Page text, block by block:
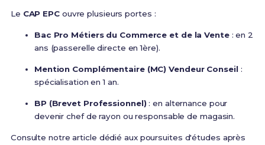
Le CAP EPCouvre plusieurs portes :
Bac Pro Métiers du Commerce et de la Vente: en 2
ans (passerelle directe en 1ère).
Mention Complémentaire (MC) Vendeur Conseil:
spécialisation en 1 an.
BP (Brevet Professionnel) : en alternance pour
devenir chef de rayon ou responsable de magasin.
Consulte notre article dédié aux poursuites d'études après